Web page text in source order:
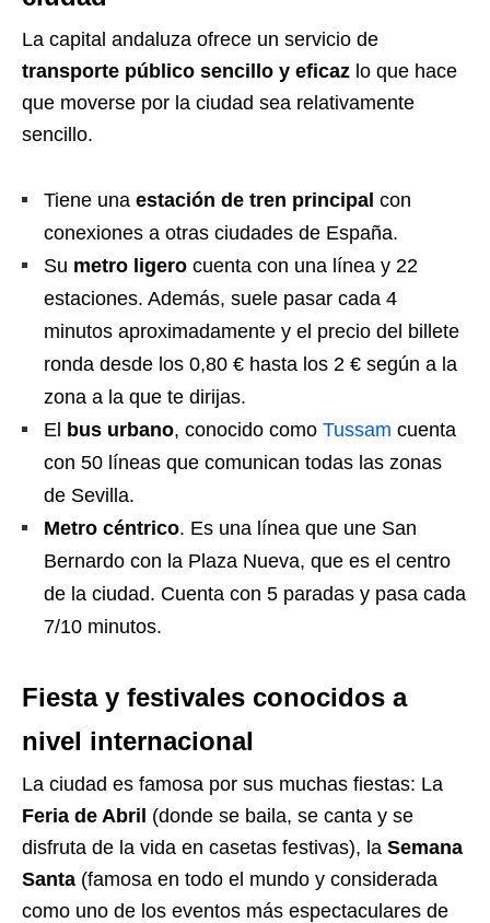
La capital andaluza ofrece un servicio de
transporte público sencillo y eficaz lo que hace
que moverse por la ciudad sea relativamente
sencillo.
Tiene una estación de tren principal con
conexiones a otras ciudades de España.
Su metro ligero cuenta con una línea y 22
estaciones. Además, suele pasar cada 4
minutos aproximadamente y el precio del billete
ronda desde los 0,80 € hasta los 2 € según a la
zona a la que te dirijas.
El bus urbano, conocido como Tussam cuenta
con 50 líneas que comunican todas las zonas
de Sevilla.
Metro céntrico. Es una línea que une San
Bernardo con la Plaza Nueva, que es el centro
de la ciudad. Cuenta con 5 paradas y pasa cada
7/10 minutos.
Fiesta y festivales conocidos a
nivel internacional
La ciudad es famosa por sus muchas fiestas: La
Feria de Abril (donde se baila, se canta y se
disfruta de la vida en casetas festivas), la Semana
Santa (famosa en todo el mundo y considerada
como uno de los eventos más espectaculares de